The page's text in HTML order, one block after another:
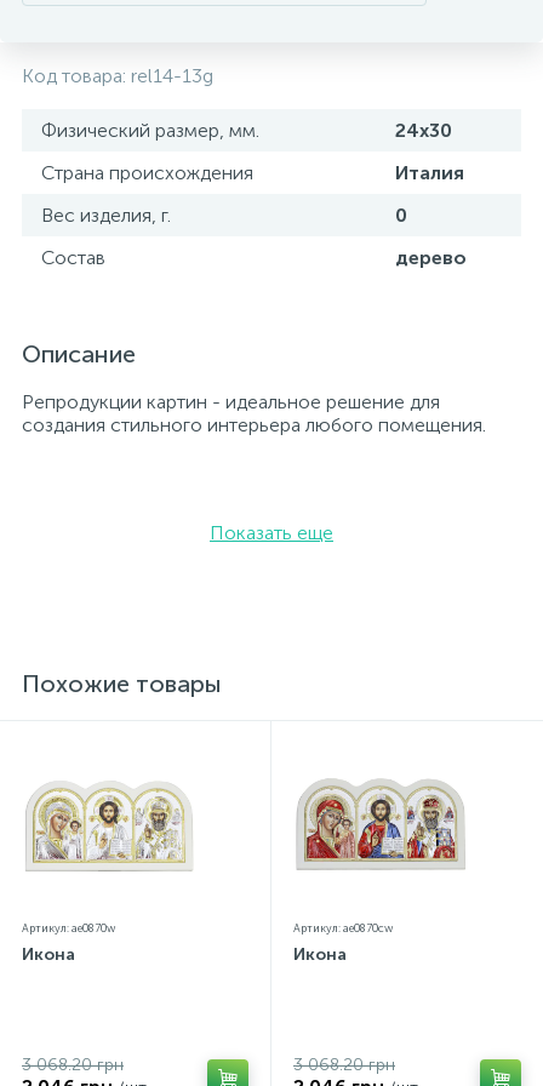
Код товара: rel14-13g
Физический размер, мм.
24х30
Страна происхождения
Италия
Вес изделия, г.
0
Состав
дерево
Описание
Репродукции картин - идеальное решение для
создания стильного интерьера любого помещения.
Показать еще
Похожие товары
Артикул: ae0870w
Икона
3 068.20 грн
Артикул: ae0870cw
Икона
3 068.20 грн